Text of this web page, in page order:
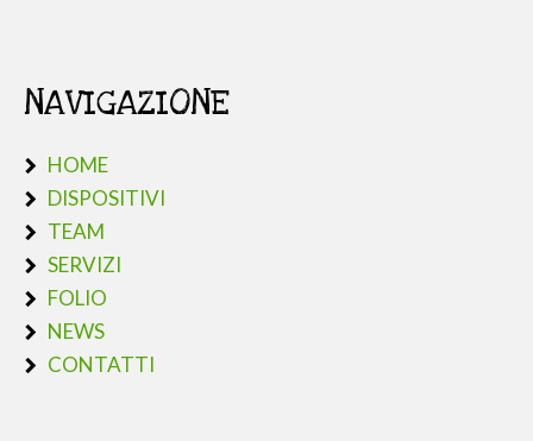
NAVIGAZIONE
HOME
DISPOSITIVI
TEAM
SERVIZI
FOLIO
NEWS
CONTATTI